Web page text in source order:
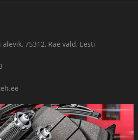
75312, Rae vald, Eesti